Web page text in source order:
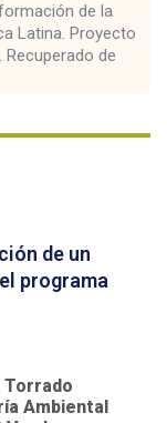
de la
Latina. Proyecto
Recuperado de
de un
programa
Torrado
Ambiental